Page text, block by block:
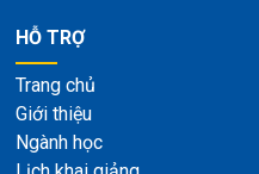
HỖ TRỢ
Trang chủ
Giới thiệu
Ngành học